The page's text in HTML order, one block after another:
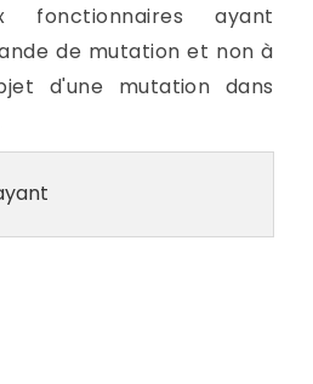
fonctionnaires ayant
de mutation et non à
d'une mutation dans